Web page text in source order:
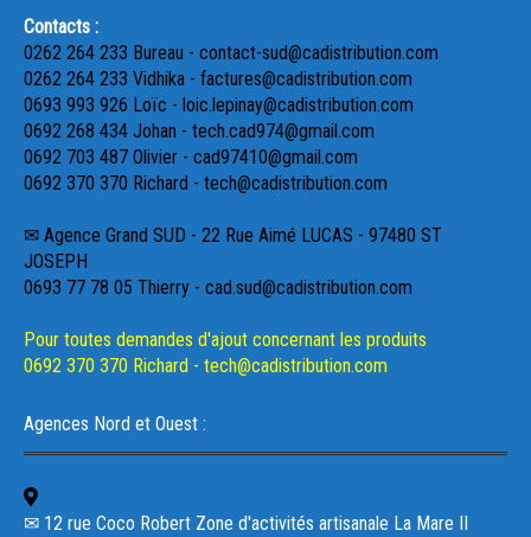
Contacts :
0262 264 233 Bureau - contact-sud@cadistribution.com
0262 264 233 Vidhika - factures@cadistribution.com
0693 993 926 Loïc - loic.lepinay@cadistribution.com
0692 268 434 Johan - tech.cad974@gmail.com
0692 703 487 Olivier - cad97410@gmail.com
0692 370 370 Richard - tech@cadistribution.com
✉ Agence Grand SUD - 22 Rue Aimé LUCAS - 97480 ST
JOSEPH
0693 77 78 05 Thierry - cad.sud@cadistribution.com
Pour toutes demandes d'ajout concernant les produits
0692 370 370 Richard - tech@cadistribution.com
Agences Nord et Ouest :
✉ 12 rue Coco Robert Zone d'activités artisanale La Mare II